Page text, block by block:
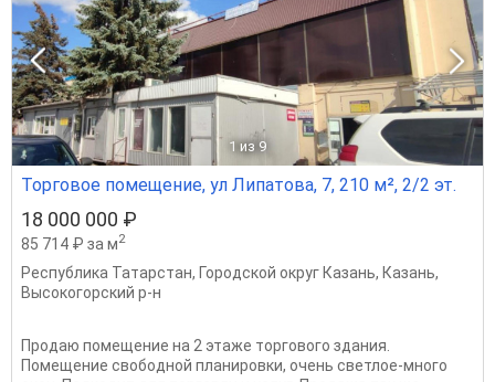
1 из 9
Торговое помещение, ул Липатова, 7, 210 м², 2/2 эт.
18 000 000 ₽
85 714 ₽ за м2
Республика Татарстан, Городской округ Казань, Казань,
Высокогорский р-н
Продаю помещение на 2 этаже торгового здания.
Помещение свободной планировки, очень светлое-много